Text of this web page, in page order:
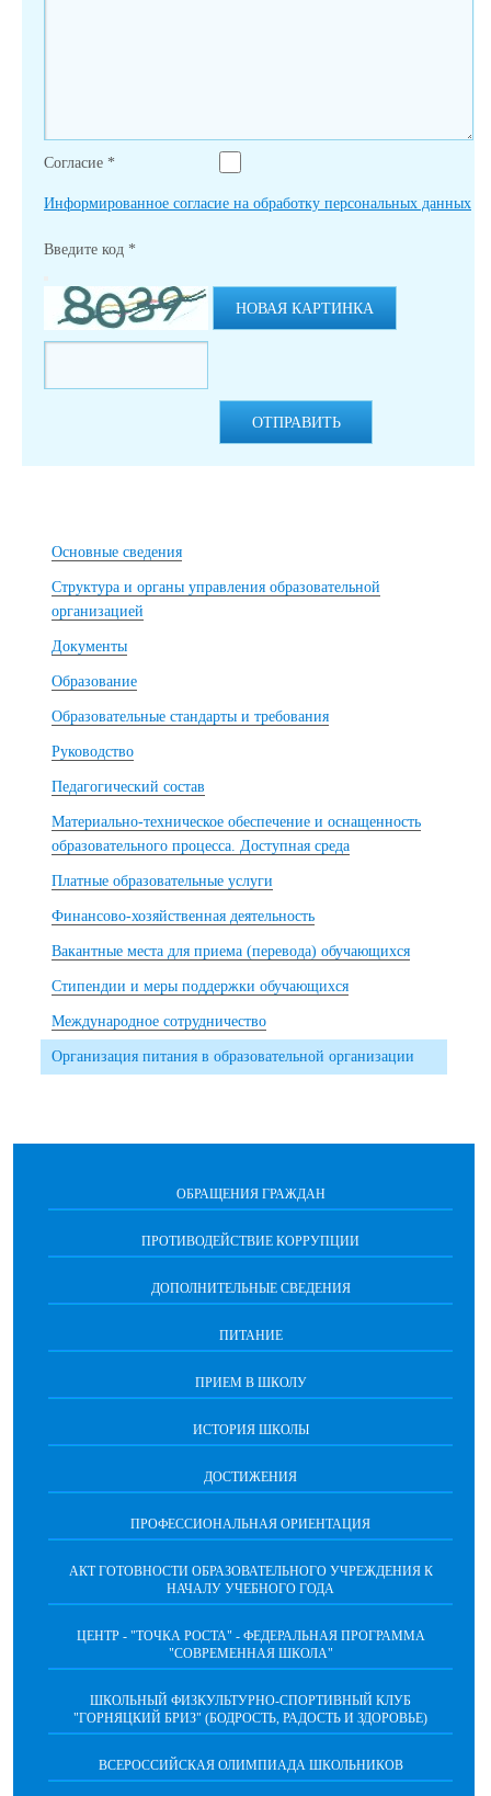
Согласие *
Информированное согласие на обработку персональных данных
Введите код *
НОВАЯ КАРТИНКА
ОТПРАВИТЬ
Основные сведения
Структура и органы управления образовательной
организацией
Документы
Образование
Образовательные стандарты и требования
Руководство
Педагогический состав
Материально-техническое обеспечение и оснащенность
образовательного процесса. Доступная среда
Платные образовательные услуги
Финансово-хозяйственная деятельность
Вакантные места для приема (перевода) обучающихся
Стипендии и меры поддержки обучающихся
Международное сотрудничество
Организация питания в образовательной организации
ОБРАЩЕНИЯ ГРАЖДАН
ПРОТИВОДЕЙСТВИЕ КОРРУПЦИИ
ДОПОЛНИТЕЛЬНЫЕ СВЕДЕНИЯ
ПИТАНИЕ
ПРИЕМ В ШКОЛУ
ИСТОРИЯ ШКОЛЫ
ДОСТИЖЕНИЯ
ПРОФЕССИОНАЛЬНАЯ ОРИЕНТАЦИЯ
АКТ ГОТОВНОСТИ ОБРАЗОВАТЕЛЬНОГО УЧРЕЖДЕНИЯ К
НАЧАЛУ УЧЕБНОГО ГОДА
ЦЕНТР - "ТОЧКА РОСТА" - ФЕДЕРАЛЬНАЯ ПРОГРАММА
"СОВРЕМЕННАЯ ШКОЛА"
ШКОЛЬНЫЙ ФИЗКУЛЬТУРНО-СПОРТИВНЫЙ КЛУБ
"ГОРНЯЦКИЙ БРИЗ" (БОДРОСТЬ, РАДОСТЬ И ЗДОРОВЬЕ)
ВСЕРОССИЙСКАЯ ОЛИМПИАДА ШКОЛЬНИКОВ